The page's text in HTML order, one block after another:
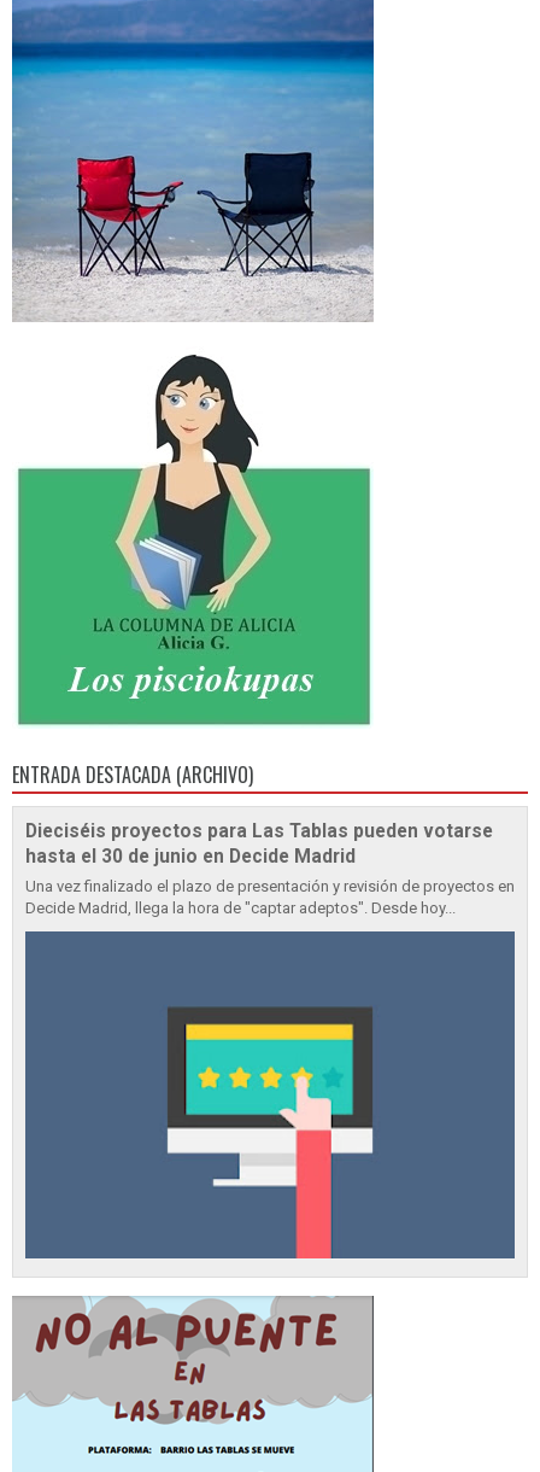
ENTRADA DESTACADA (ARCHIVO)
Dieciséis proyectos para Las Tablas pueden votarse
hasta el 30 de junio en Decide Madrid
Una vez finalizado el plazo de presentación y revisión de proyectos en
Decide Madrid, llega la hora de "captar adeptos". Desde hoy...